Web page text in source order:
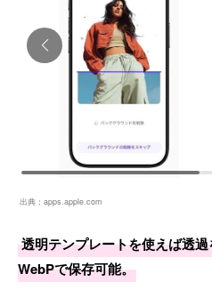
出典： apps.apple.com
透明テンプレートを使えば透
WebPで保存可能。